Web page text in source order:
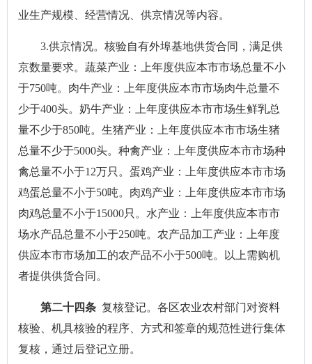
业生产规模、经营情况、供京情况等内容。
3.供京情况。核验自有外埠基地供货合同，满足供
京数量要求。蔬菜产业：上年度供应本市市场总量不小
于750吨。肉牛产业：上年度供应本市市场肉牛总量不
少于400头。奶牛产业：上年度供应本市市场生鲜乳总
量不少于850吨。生猪产业：上年度供应本市市场生猪
总量不少于5000头。种禽产业：上年度供应本市市场种
禽总量不小于12万只。蛋鸡产业：上年度供应本市市场
鸡蛋总量不小于50吨。肉鸡产业：上年度供应本市市场
肉鸡总量不小于15000只。水产业：上年度供应本市市
场水产品总量不小于250吨。农产品加工产业：上年度
供应本市市场加工的农产品不小于500吨。以上需购机
者提供供货合同。
第二十四条 复核登记。各区农业农村部门对资料
核验、机具核验的程序、方式和签章的规范性进行集体
复核，通过后登记立册。